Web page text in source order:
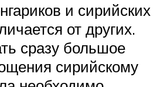
и сирийских
от других.
сразу большое
сирийскому